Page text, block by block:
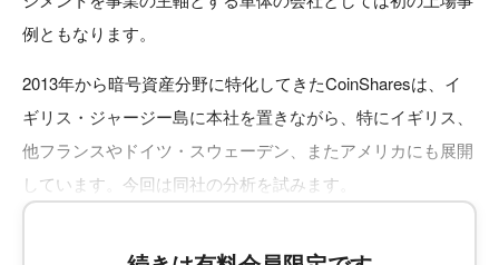
例ともなります。
2013年から暗号資産分野に特化してきたCoinSharesは、イ
ギリス・ジャージー島に本社を置きながら、特にイギリス、
他フランスやドイツ・スウェーデン、またアメリカにも展開
しています。今回は同社の分析を試みます。